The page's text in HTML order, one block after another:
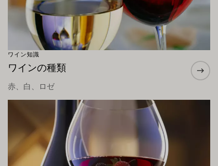
ワイン知識
ワインの種類
赤、白、ロゼ